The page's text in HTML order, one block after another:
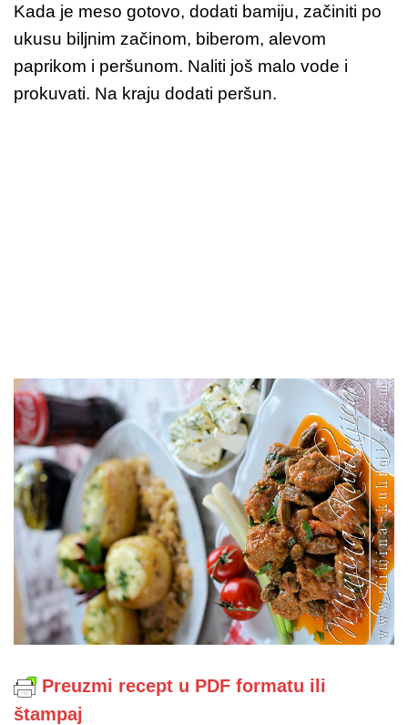
Kada je meso gotovo, dodati bamiju, začiniti po
ukusu biljnim začinom, biberom, alevom
paprikom i peršunom. Naliti još malo vode i
prokuvati. Na kraju dodati peršun.
Preuzmi recept u PDF formatu ili
štampaj